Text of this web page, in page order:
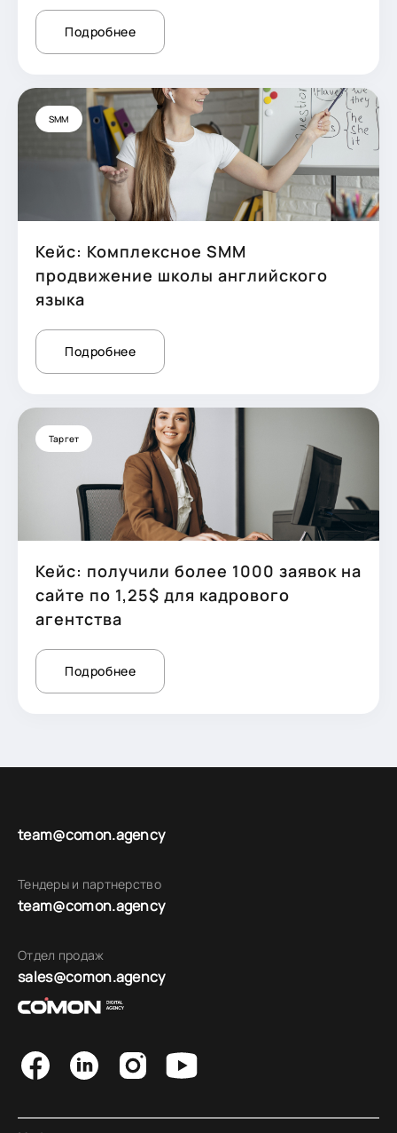
Подробнее
SMM
Кейс: Комплексное SMM
продвижение школы английского
языка
Подробнее
Таргет
Кейс: получили более 1000 заявок на
сайте по 1,25$ для кадрового
агентства
Подробнее
team@comon.agency
Тендеры и партнерство
team@comon.agency
Отдел продаж
sales@comon.agency